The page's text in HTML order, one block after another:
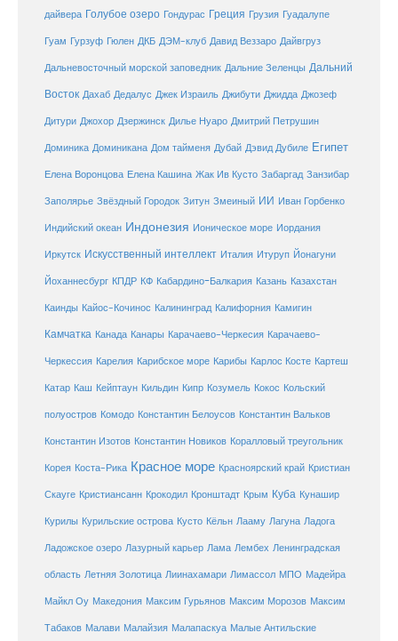
дайвера Голубое озеро Гондурас Греция Грузия Гуадалупе
Гуам Гурзуф Гюлен ДКБ ДЭМ-клуб Давид Веззаро Дайвгруз
Дальневосточный морской заповедник Дальние Зеленцы Дальний
Восток Дахаб Дедалус Джек Израиль Джибути Джидда Джозеф
Дитури Джохор Дзержинск Дилье Нуаро Дмитрий Петрушин
Доминика Доминикана Дом тайменя Дубай Дэвид Дубиле Египет
Елена Воронцова Елена Кашина Жак Ив Кусто Забаргад Занзибар
Заполярье Звёздный Городок Зитун Змеиный ИИ Иван Горбенко
Индийский океан Индонезия Ионическое море Иордания
Иркутск Искусственный интеллект Италия Итуруп Йонагуни
Йоханнесбург КПДР КФ Кабардино-Балкария Казань Казахстан
Каинды Кайос-Кочинос Калининград Калифорния Камигин
Камчатка Канада Канары Карачаево-Черкесия Карачаево-
Черкессия Карелия Карибское море Карибы Карлос Косте Картеш
Катар Каш Кейптаун Кильдин Кипр Козумель Кокос Кольский
полуостров Комодо Константин Белоусов Константин Вальков
Константин Изотов Константин Новиков Коралловый треугольник
Корея Коста-Рика Красное море Красноярский край Кристиан
Скауге Кристиансанн Крокодил Кронштадт Крым Куба Кунашир
Курилы Курильские острова Кусто Кёльн Лааму Лагуна Ладога
Ладожское озеро Лазурный карьер Лама Лембех Ленинградская
область Летняя Золотица Лиинахамари Лимассол МПО Мадейра
Майкл Оу Македония Максим Гурьянов Максим Морозов Максим
Табаков Малави Малайзия Малапаскуа Малые Антильские